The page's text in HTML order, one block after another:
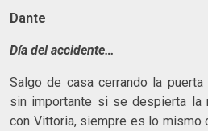
Dante
Día del accidente…
Salgo de casa cerrando la
sin importante si se despierta la
con Vittoria, siempre es lo mismo